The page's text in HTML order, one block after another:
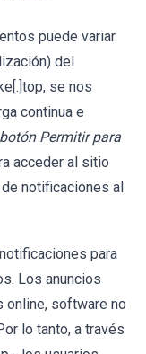
puede variar
del
se nos
continua e
Permitir para
acceder al sitio
notificaciones al
para
Los anuncios
online, software no
lo tanto, a través